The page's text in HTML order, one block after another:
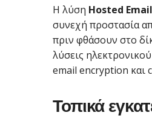
Η λύση Hosted
συνεχή προστασία
πριν φθάσουν στο
λύσεις
email encryption και
Τοπικά